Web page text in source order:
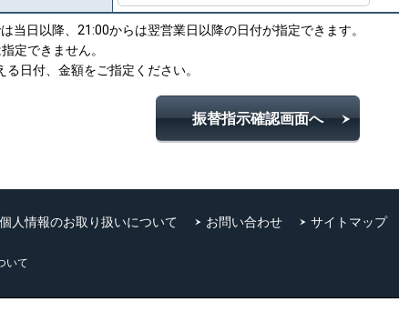
当日以降、21:00からは翌営業日以降の日付が指定できます。
定できません。
日付、金額をご指定ください。
振替指示確認画面へ
個人情報のお取り扱いについて お問い合わせ サイトマップ
いて